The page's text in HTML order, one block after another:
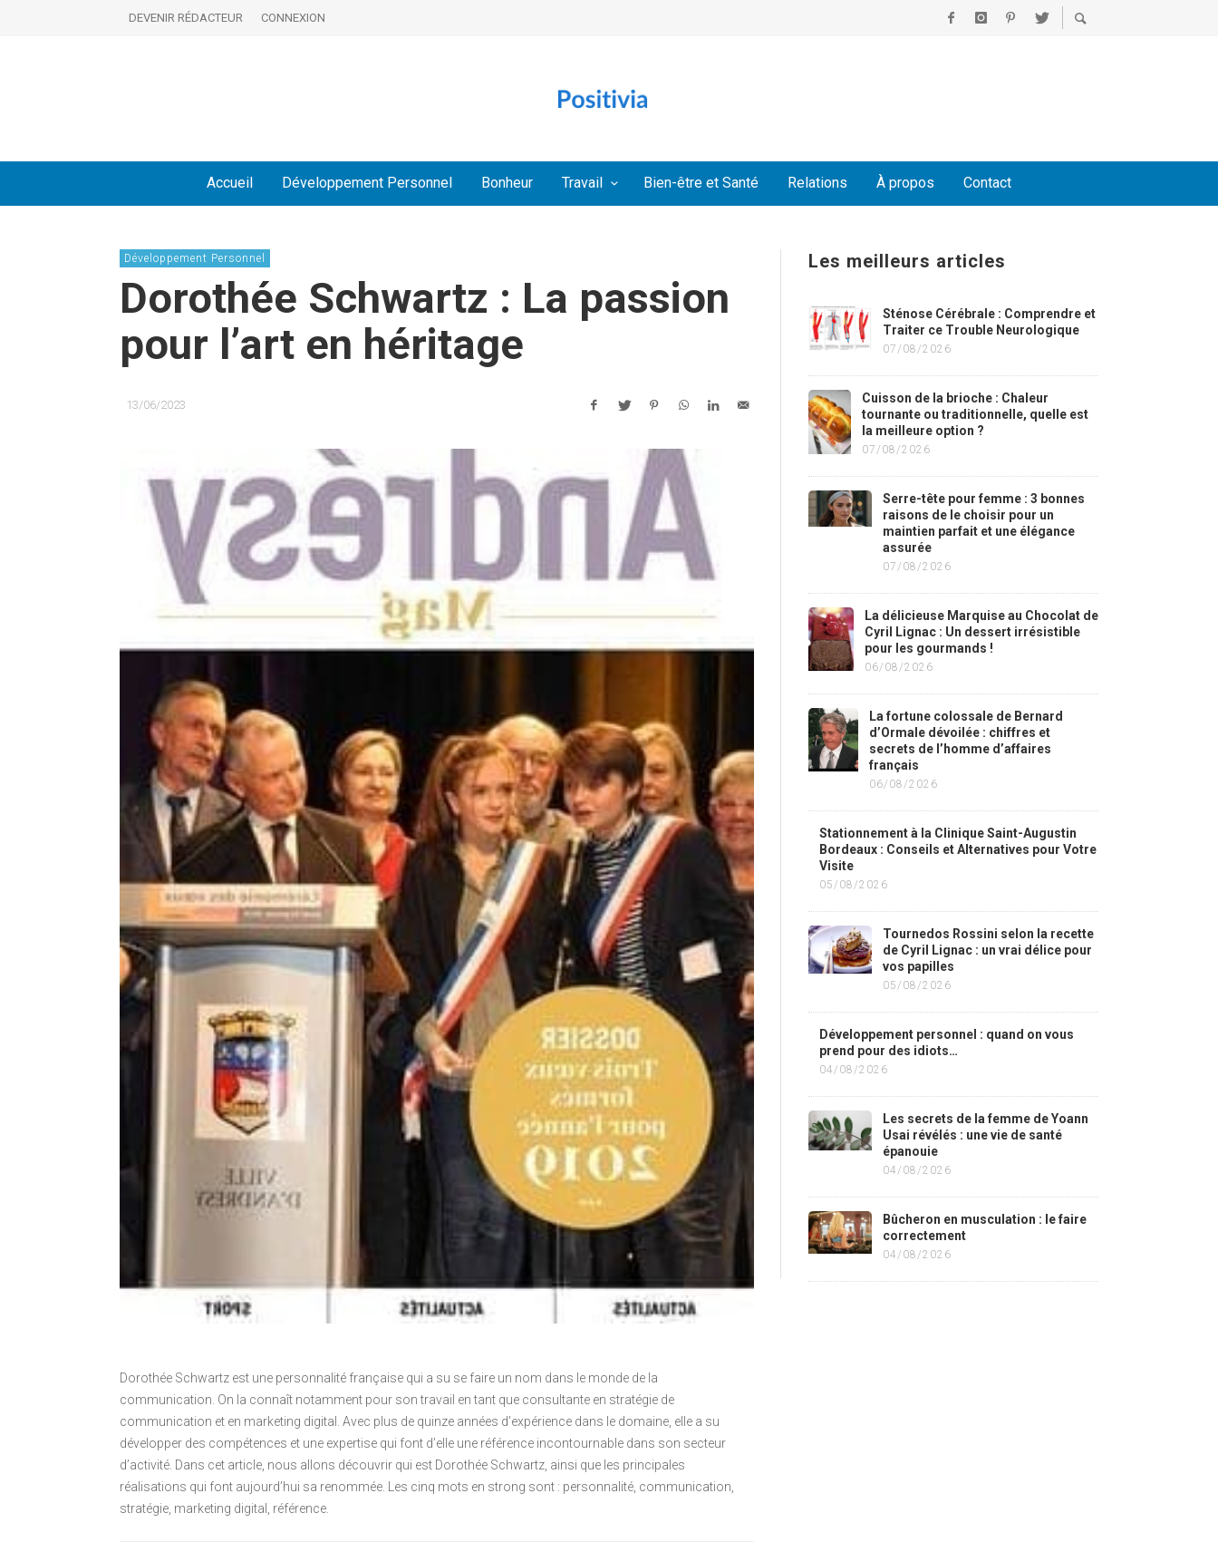
DEVENIR RÉDACTEUR CONNEXION
Accueil Développement Personnel Bonheur Travail Bien-être et Santé Relations À propos Contact
Développement Personnel
Dorothée Schwartz : La passion
pour l’art en héritage
13/06/2023
Dorothée Schwartz est une personnalité française qui a su se faire un nom dans le monde de la
communication. On la connaît notamment pour son travail en tant que consultante en stratégie de
communication et en marketing digital. Avec plus de quinze années d’expérience dans le domaine, elle a su
développer des compétences et une expertise qui font d’elle une référence incontournable dans son secteur
d’activité. Dans cet article, nous allons découvrir qui est Dorothée Schwartz, ainsi que les principales
réalisations qui font aujourd’hui sa renommée. Les cinq mots en strong sont : personnalité, communication,
stratégie, marketing digital, référence.
Les meilleurs articles
Sténose Cérébrale : Comprendre et
Traiter ce Trouble Neurologique
07/08/2026
Cuisson de la brioche : Chaleur
tournante ou traditionnelle, quelle est
la meilleure option ?
07/08/2026
Serre-tête pour femme : 3 bonnes
raisons de le choisir pour un
maintien parfait et une élégance
assurée
07/08/2026
La délicieuse Marquise au Chocolat de
Cyril Lignac : Un dessert irrésistible
pour les gourmands !
06/08/2026
La fortune colossale de Bernard
d’Ormale dévoilée : chiffres et
secrets de l’homme d’affaires
français
06/08/2026
Stationnement à la Clinique Saint-Augustin
Bordeaux : Conseils et Alternatives pour Votre
Visite
05/08/2026
Tournedos Rossini selon la recette
de Cyril Lignac : un vrai délice pour
vos papilles
05/08/2026
Développement personnel : quand on vous
prend pour des idiots…
04/08/2026
Les secrets de la femme de Yoann
Usai révélés : une vie de santé
épanouie
04/08/2026
Bûcheron en musculation : le faire
correctement
04/08/2026